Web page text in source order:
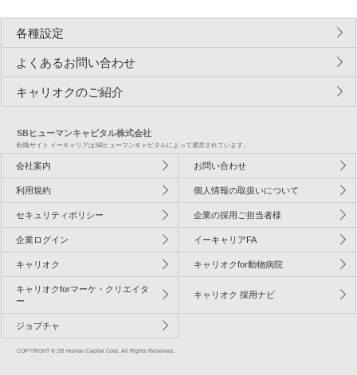
各種設定
よくあるお問い合わせ
キャリオクのご紹介
SBヒューマンキャピタル株式会社
転職サイト イーキャリアはSBヒューマンキャピタルによって運営されています。
会社案内 お問い合わせ
利用規約 個人情報の取扱いについて
セキュリティポリシー 企業の採用ご担当者様
企業ログイン イーキャリアFA
キャリオク キャリオクfor動物病院
キャリオクforマーケ・クリエイタ
ー
キャリオク 採用ナビ
ジョブチャ
COPYRIGHT © SB Human Capital Corp. All Rights Reserved.